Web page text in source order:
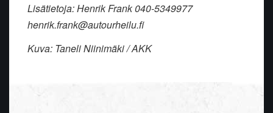
Lisätietoja: Henrik Frank 040-5349977
henrik.frank@autourheilu.fi
Kuva: Taneli Niinimäki / AKK